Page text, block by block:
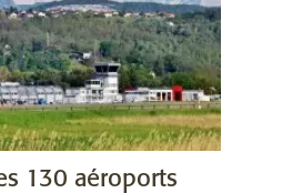
130 aéroports